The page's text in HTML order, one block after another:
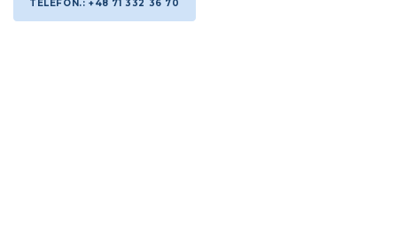
TELEFON.: +48 71 332 36 70